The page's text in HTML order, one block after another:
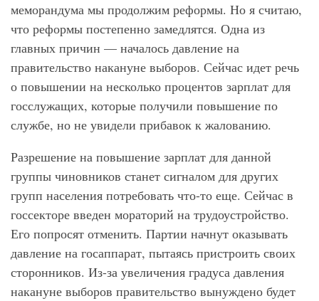
меморандума мы продолжим реформы. Но я считаю,
что реформы постепенно замедлятся. Одна из
главных причин — началось давление на
правительство накануне выборов. Сейчас идет речь
о повышении на несколько процентов зарплат для
госслужащих, которые получили повышение по
службе, но не увидели прибавок к жалованию.
Разрешение на повышение зарплат для данной
группы чиновников станет сигналом для других
групп населения потребовать что-то еще. Сейчас в
госсекторе введен мораторий на трудоустройство.
Его попросят отменить. Партии начнут оказывать
давление на госаппарат, пытаясь пристроить своих
сторонников. Из-за увеличения градуса давления
накануне выборов правительство вынуждено будет